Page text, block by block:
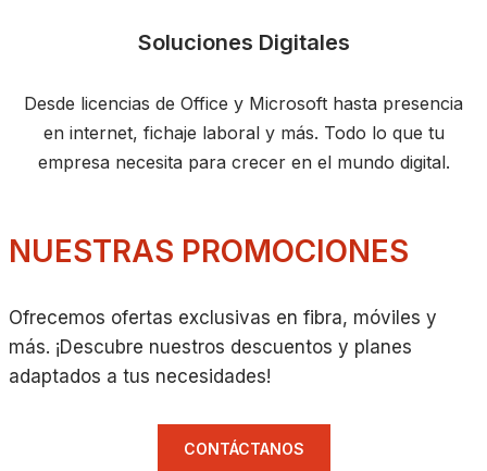
Soluciones Digitales
Desde licencias de Office y Microsoft hasta presencia
en internet, fichaje laboral y más. Todo lo que tu
empresa necesita para crecer en el mundo digital.
NUESTRAS PROMOCIONES
Ofrecemos ofertas exclusivas en fibra, móviles y
más. ¡Descubre nuestros descuentos y planes
adaptados a tus necesidades!
CONTÁCTANOS